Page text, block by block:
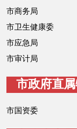
政民互动
12345网上接诉即
参与调查
市商务局
市卫生健康委
市应急局
市审计局
市政府直
市国资委